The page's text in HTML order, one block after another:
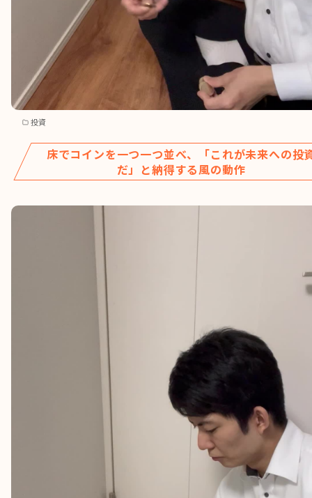
投資
床でコインを一つ一つ並べ、「これが未来への投
だ」と納得する風の動作